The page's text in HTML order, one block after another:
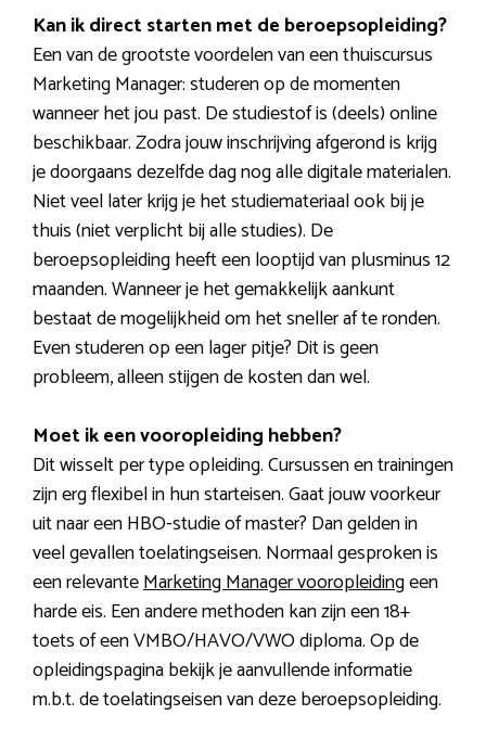
Kan ik direct starten met de beroepsopleiding?
Een van de grootste voordelen van een thuiscursus
Marketing Manager: studeren op de momenten
wanneer het jou past. De studiestof is (deels) online
beschikbaar. Zodra jouw inschrijving afgerond is krijg
je doorgaans dezelfde dag nog alle digitale materialen.
Niet veel later krijg je het studiemateriaal ook bij je
thuis (niet verplicht bij alle studies). De
beroepsopleiding heeft een looptijd van plusminus 12
maanden. Wanneer je het gemakkelijk aankunt
bestaat de mogelijkheid om het sneller af te ronden.
Even studeren op een lager pitje? Dit is geen
probleem, alleen stijgen de kosten dan wel.
Moet ik een vooropleiding hebben?
Dit wisselt per type opleiding. Cursussen en trainingen
zijn erg flexibel in hun starteisen. Gaat jouw voorkeur
uit naar een HBO-studie of master? Dan gelden in
veel gevallen toelatingseisen. Normaal gesproken is
een relevanteMarketing Manager vooropleidingeen
harde eis. Een andere methoden kan zijn een 18+
toets of een VMBO/HAVO/VWO diploma. Op de
opleidingspagina bekijk je aanvullende informatie
m.b.t. de toelatingseisen van deze beroepsopleiding.